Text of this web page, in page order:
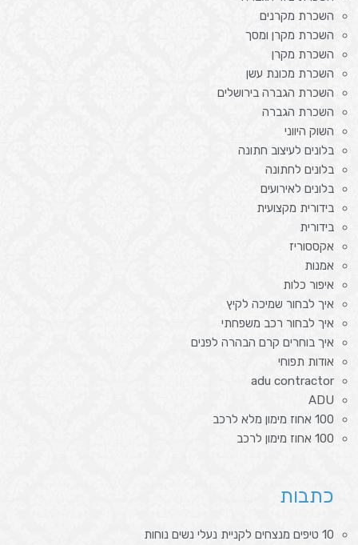
השכרת מקרנים
השכרת מקרן ומסך
השכרת מקרן
השכרת מכונת עשן
השכרת הגברה בירושלים
השכרת הגברה
השוק היווני
בלונים לעיצוב חתונה
בלונים לחתונה
בלונים לאירועים
בידורית מקצועית
בידורית
אקססוריז
אמנות
איפור כלות
איך לבחור שמיכה לקיץ
איך לבחור רכב משפחתי
איך בוחרים קרם הבהרה לפנים
אודות תפוחי
adu contractor
ADU
100 אחוז מימון מלא לרכב
100 אחוז מימון לרכב
כתבות
10 טיפים מנצחים לקניית נעלי נשים נוחות